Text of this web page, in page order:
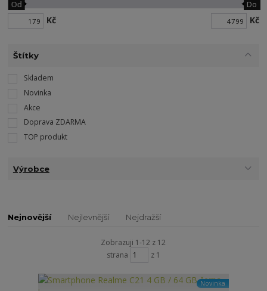
Kč
Od Do
Kč
Štítky
Skladem
Novinka
Akce
Doprava ZDARMA
TOP produkt
Výrobce
Nejnovější Nejlevnější Nejdražší
Zobrazuji 1-12 z 12
strana
z 1
Novinka